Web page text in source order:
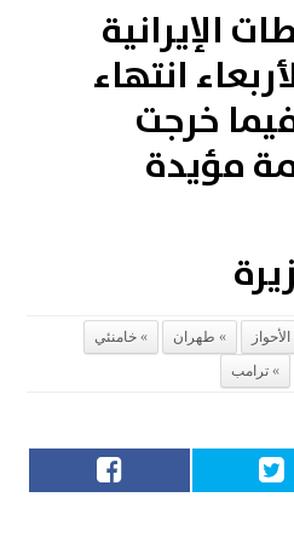
الإيرانية
انتهاء
خرجت
مؤيدة
الأحواز طهران
خامنئي
ترامب